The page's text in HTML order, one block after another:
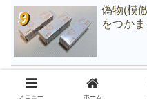
偽物(模
をつか
データ
メニュー ホーム